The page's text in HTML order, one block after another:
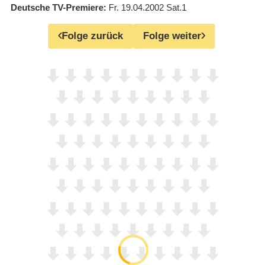
Deutsche TV-Premiere Fr. 19.04.2002 Sat.1
Folge zurück Folge weiter